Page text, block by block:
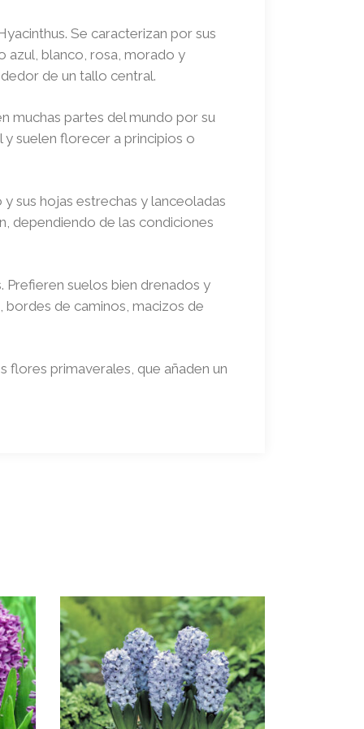
Se caracterizan por sus
azul, blanco, rosa, morado y
de un tallo central.
muchas partes del mundo por su
suelen florecer a principios o
sus hojas estrechas y lanceoladas
dependiendo de las condiciones
suelos bien drenados y
de caminos, macizos de
flores primaverales, que añaden un